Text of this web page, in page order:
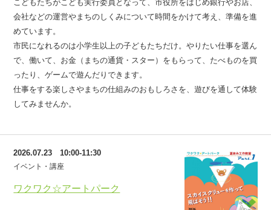
こどもたちがこども実行委員となって、市役所をはじめ銀行やお店、
会社などの運営やまちのしくみについて時間をかけて考え、準備を進
めています。
市民になれるのは小学生以上の子どもたちだけ。やりたい仕事を選ん
で、働いて、お金（まちの通貨・スター）をもらって、たべものを買
ったり、ゲームで遊んだりできます。
仕事をする楽しさやまちの仕組みのおもしろさを、遊びを通して体験
してみませんか。
ワクワク☆アートパーク
2026.07.23 10:00-11:30
イベント・講座